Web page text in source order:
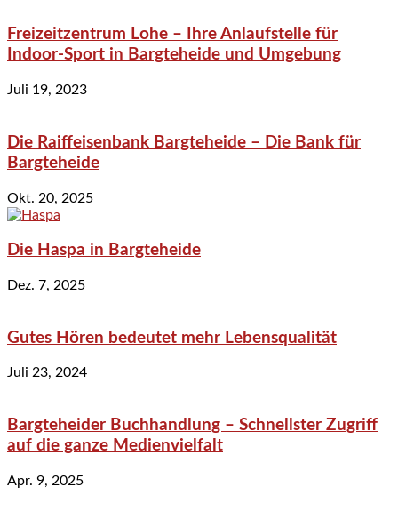
Freizeitzentrum Lohe – Ihre Anlaufstelle für
Indoor-Sport in Bargteheide und Umgebung
Juli 19, 2023
Die Raiffeisenbank Bargteheide – Die Bank für
Bargteheide
Okt. 20, 2025
Die Haspa in Bargteheide
Dez. 7, 2025
Gutes Hören bedeutet mehr Lebensqualität
Juli 23, 2024
Bargteheider Buchhandlung – Schnellster Zugriff
auf die ganze Medienvielfalt
Apr. 9, 2025